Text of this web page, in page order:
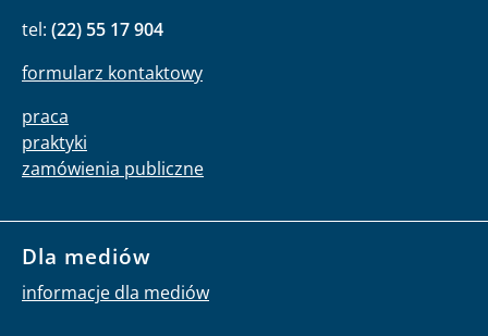
tel: (22) 55 17 904
formularz kontaktowy
praca
praktyki
zamówienia publiczne
Dla mediów
informacje dla mediów